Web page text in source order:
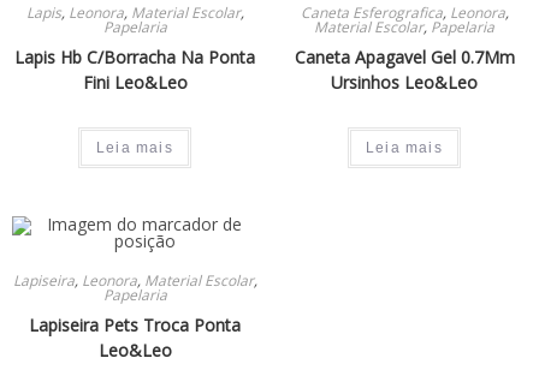
Lapis, Leonora, Material Escolar,
Papelaria
Lapis Hb C/Borracha Na Ponta
Fini Leo&Leo
Leia mais
Caneta Esferografica, Leonora,
Material Escolar, Papelaria
Caneta Apagavel Gel 0.7Mm
Ursinhos Leo&Leo
Leia mais
Lapiseira, Leonora, Material Escolar,
Papelaria
Lapiseira Pets Troca Ponta
Leo&Leo